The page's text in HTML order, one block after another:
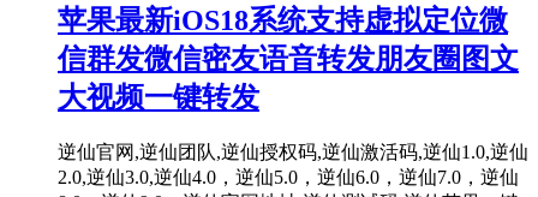
苹果最新iOS18系统支持虚拟定位微
信群发微信密友语音转发朋友圈图文
大视频一键转发
逆仙官网,逆仙团队,逆仙授权码,逆仙激活码,逆仙1.0,逆仙
2.0,逆仙3.0,逆仙4.0，逆仙5.0，逆仙6.0，逆仙7.0，逆仙